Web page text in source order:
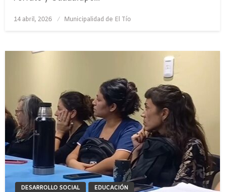
Publicado
14 abril, 2026 Municipalidad de El Tío
DESARROLLO SOCIAL EDUCACIÓN